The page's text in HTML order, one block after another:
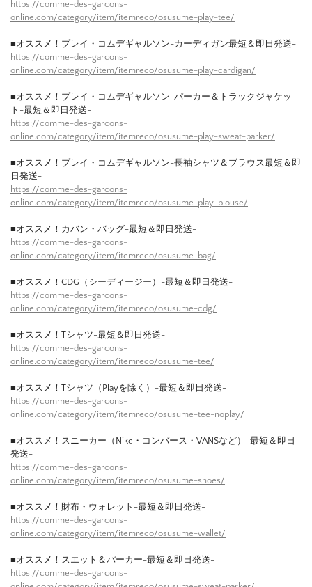
https://comme-des-garcons-
online.com/category/item/itemreco/osusume-play-tee/
■オススメ！プレイ・コムデギャルソン-カーディガン最短＆即日発送-
https://comme-des-garcons-
online.com/category/item/itemreco/osusume-play-cardigan/
■オススメ！プレイ・コムデギャルソン-パーカー＆トラックジャケッ
ト-最短＆即日発送-
https://comme-des-garcons-
online.com/category/item/itemreco/osusume-play-sweat-parker/
■オススメ！プレイ・コムデギャルソン-長袖シャツ＆ブラウス最短＆即
日発送-
https://comme-des-garcons-
online.com/category/item/itemreco/osusume-play-blouse/
■オススメ！カバン・バッグ-最短＆即日発送-
https://comme-des-garcons-
online.com/category/item/itemreco/osusume-bag/
■オススメ！CDG（シーディージー）-最短＆即日発送-
https://comme-des-garcons-
online.com/category/item/itemreco/osusume-cdg/
■オススメ！Tシャツ-最短＆即日発送-
https://comme-des-garcons-
online.com/category/item/itemreco/osusume-tee/
■オススメ！Tシャツ（Playを除く）-最短＆即日発送-
https://comme-des-garcons-
online.com/category/item/itemreco/osusume-tee-noplay/
■オススメ！スニーカー（Nike・コンバース・VANSなど）-最短＆即日
発送-
https://comme-des-garcons-
online.com/category/item/itemreco/osusume-shoes/
■オススメ！財布・ウォレット-最短＆即日発送-
https://comme-des-garcons-
online.com/category/item/itemreco/osusume-wallet/
■オススメ！スエット＆パーカー-最短＆即日発送-
https://comme-des-garcons-